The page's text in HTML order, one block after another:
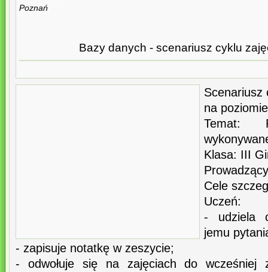
Poznań
Bazy danych - scenariusz cyklu
Scenariusz
na
Temat:
Klasa: III
Cele
Uczeń:
- udziela
jemu
- zapisuje notatkę w zeszycie;
- odwołuje się na zajęciach do wcześniej